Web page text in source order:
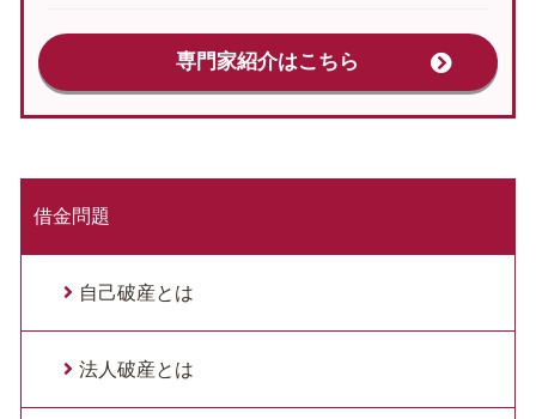
専門家紹介はこちら
借金問題
自己破産とは
法人破産とは